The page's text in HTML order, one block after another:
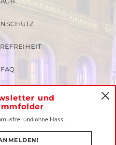
und
und ohne Hass.
FAQ